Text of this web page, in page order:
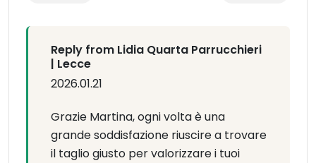
Reply from Lidia Quarta Parrucchieri
| Lecce
2026.01.21
Grazie Martina, ogni volta è una
grande soddisfazione riuscire a trovare
il taglio giusto per valorizzare i tuoi